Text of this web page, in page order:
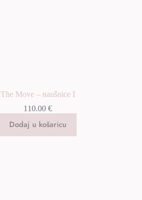
The Move – naušnice I
110.00 €
Dodaj u košaricu